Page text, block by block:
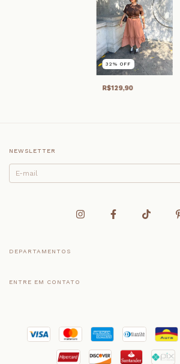
32%OFF
R$129,90
NEWSLETTER
DEPARTAMENTOS
ENTRE EM CONTATO